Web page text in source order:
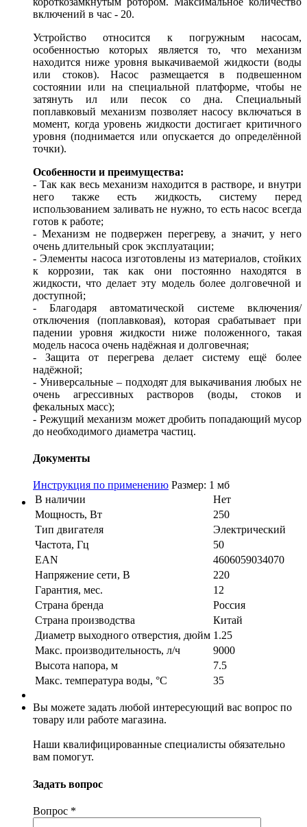
включений в час - 20.
Устройство относится к погружным насосам,
особенностью которых является то, что механизм
находится ниже уровня выкачиваемой жидкости (воды
или стоков). Насос размещается в подвешенном
состоянии или на специальной платформе, чтобы не
затянуть ил или песок со дна. Специальный
поплавковый механизм позволяет насосу включаться в
момент, когда уровень жидкости достигает критичного
уровня (поднимается или опускается до определённой
точки).
Особенности и преимущества:
- Так как весь механизм находится в растворе, и внутри
него также есть жидкость, систему перед
использованием заливать не нужно, то есть насос всегда
готов к работе;
- Механизм не подвержен перегреву, а значит, у него
очень длительный срок эксплуатации;
- Элементы насоса изготовлены из материалов, стойких
к коррозии, так как они постоянно находятся в
жидкости, что делает эту модель более долговечной и
доступной;
- Благодаря автоматической системе включения/
отключения (поплавковая), которая срабатывает при
падении уровня жидкости ниже положенного, такая
модель насоса очень надёжная и долговечная;
- Защита от перегрева делает систему ещё более
надёжной;
- Универсальные – подходят для выкачивания любых не
очень агрессивных растворов (воды, стоков и
фекальных масс);
- Режущий механизм может дробить попадающий мусор
до необходимого диаметра частиц.
Документы
Инструкция по применению Размер: 1 мб
В наличии
Нет
Мощность, Вт
250
Тип двигателя
Электрический
Частота, Гц
50
EAN
4606059034070
Напряжение сети, В
220
Гарантия, мес.
12
Страна бренда
Россия
Страна производства
Китай
Диаметр выходного отверстия, дюйм 1.25
Макс. производительность, л/ч
9000
Высота напора, м
7.5
Макс. температура воды, °C
35
Вы можете задать любой интересующий вас вопрос по
товару или работе магазина.
Наши квалифицированные специалисты обязательно
вам помогут.
Задать вопрос
Вопрос *